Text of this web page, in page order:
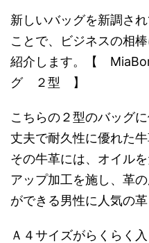
新しいバッグを新調さ
ことで、ビジネスの相
紹介します。【
グ ２型 】
こちらの２型のバッグ
丈夫で耐久性に優れた牛
その牛革には、オイル
アップ加工を施し、革
ができる男性に人気の革
Ａ４サイズがらくらく